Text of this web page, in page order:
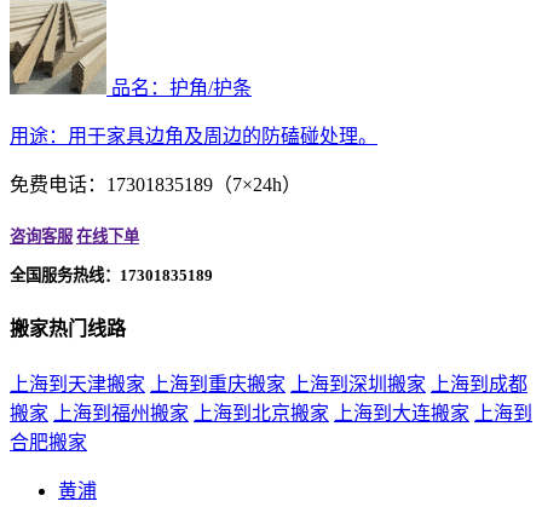
品名：护角/护条
用途： 用于家具边角及周边的防磕碰处理。
免费电话：17301835189（7×24h）
咨询客服 在线下单
全国服务热线：17301835189
搬家热门线路
上海到天津搬家 上海到重庆搬家 上海到深圳搬家
上海到成都
搬家
上海到福州搬家 上海到北京搬家 上海到大连搬家
上海到
合肥搬家
黄浦